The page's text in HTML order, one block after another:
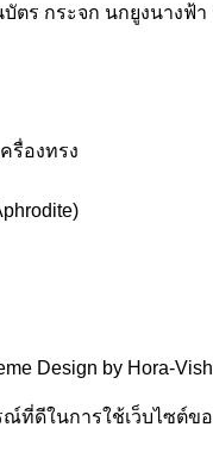
ร กระจก นกยูงนางฟ้
รื่องทรง
Design by Hora-
ที่ดีในการใช้เว็บไซต์